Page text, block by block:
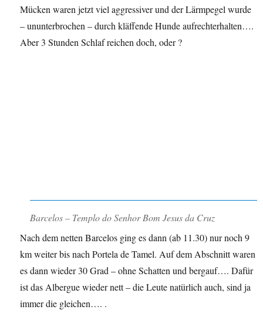
Mücken waren jetzt viel aggressiver und der Lärmpegel wurde
– ununterbrochen – durch kläffende Hunde aufrechterhalten….
Aber 3 Stunden Schlaf reichen doch, oder ?
Barcelos – Templo do Senhor Bom Jesus da Cruz
Nach dem netten Barcelos ging es dann (ab 11.30) nur noch 9
km weiter bis nach Portela de Tamel. Auf dem Abschnitt waren
es dann wieder 30 Grad – ohne Schatten und bergauf…. Dafür
ist das Albergue wieder nett – die Leute natürlich auch, sind ja
immer die gleichen…. .